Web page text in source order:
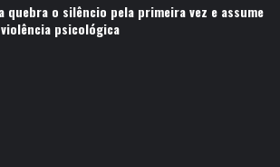
quebra o silêncio pela primeira vez e assume
psicológica